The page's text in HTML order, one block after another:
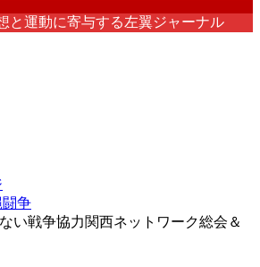
と運動に寄与する左翼ジャーナル
闘争
い戦争協力関西ネットワーク総会＆